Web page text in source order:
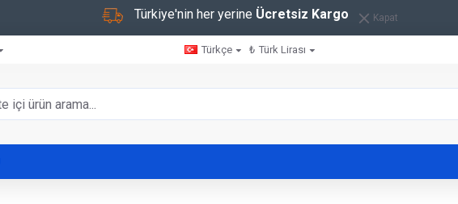
Türkiye'nin her yerine Ücretsiz Kargo Kapat
Türkçe ₺ Türk Lirası